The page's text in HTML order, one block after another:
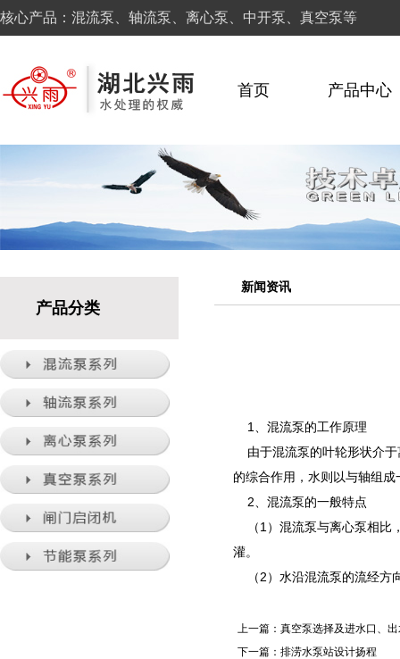
核心产品：混流泵、轴流泵、离心泵、中开泵、真空泵等
首页 产品中心
产品分类
新闻资讯
1、混流泵的工作原理
由于混流泵的叶轮形状介于
的综合作用，水则以与轴组
2、混流泵的一般特点
（1）混流泵与离心泵相比
灌。
（2）水沿混流泵的流经方
上一篇： 真空泵选择及进水口、
下一篇： 排涝水泵站设计扬程